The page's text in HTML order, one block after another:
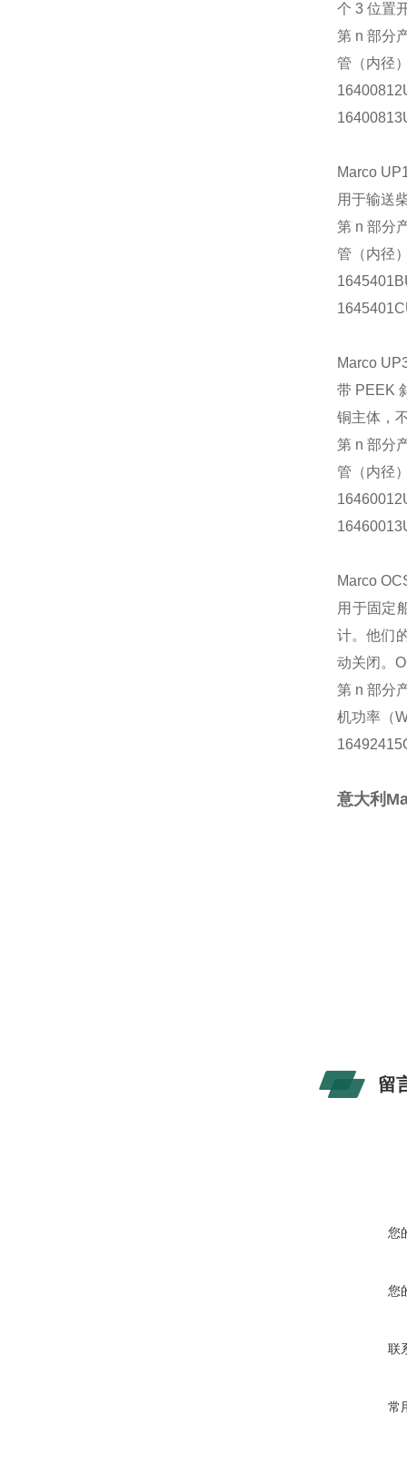
个 3 位置
第 n 部分
管（内径
16400812
16400813
Marco
用于输送
第 n 部分
管（内径
1645401B
1645401C
Marco
带 PEEK
铜主体，
第 n 部分
管（内径
16460012
16460013
Marco
用于固定
计。他们
动关闭。
第 n 部分
机功率（
16492415
意大利
留
您
您
联
常